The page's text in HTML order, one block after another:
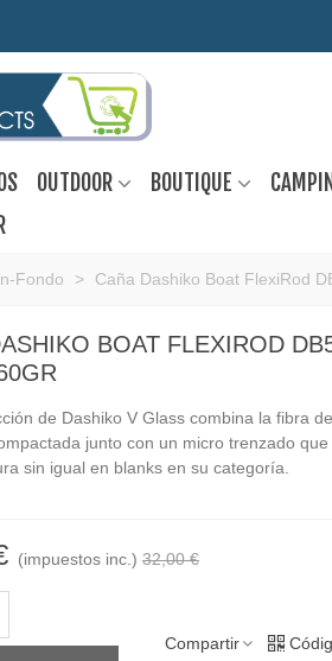
OUTDOOR BOUTIQUE
Fondo > Caña Dashiko Boat FlexiRod
BOAT FLEXIROD
de Dashiko V Glass combina la fibra
junto con un micro trenzado
sin igual en blanks en su categoría.
(impuestos inc.) 32,00 €
Compartir